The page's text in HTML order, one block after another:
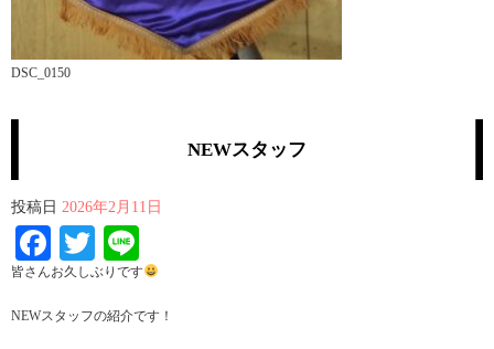
DSC_0150
NEWスタッフ
投稿日 2026年2月11日
Facebook
Twitter
皆さんお久しぶりです
NEWスタッフの紹介です！